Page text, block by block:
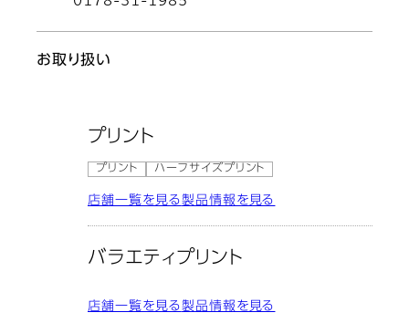
お取り扱い
プリント
プリント ハーフサイズプリント
店舗一覧を見る製品情報を見る
バラエティプリント
店舗一覧を見る製品情報を見る